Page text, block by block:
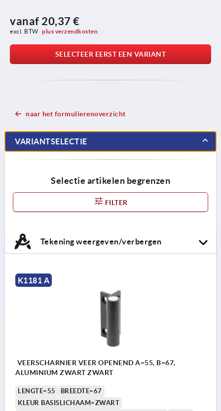
vanaf 20,37 €
excl. BTW plus verzendkosten
SELECTEER EERST EEN VARIANT
naar het formulierenoverzicht
VARIANTSELECTIE
Selectie artikelen begrenzen
FILTER
Tekening weergeven/verbergen
K1181 A
VEERSCHARNIER VEER OPENEND A=55, B=67,
ALUMINIUM ZWART ZWART
LENGTE=55
BREEDTE=67
KLEUR BASISLICHAAM=ZWART